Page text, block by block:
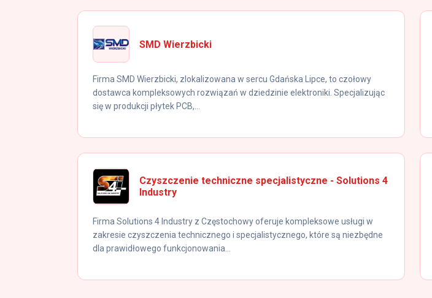
SMD Wierzbicki
Firma SMD Wierzbicki, zlokalizowana w sercu Gdańska Lipce, to czołowy
dostawca kompleksowych rozwiązań w dziedzinie elektroniki. Specjalizując
się w produkcji płytek PCB,...
Czyszczenie techniczne specjalistyczne - Solutions 4
Industry
Firma Solutions 4 Industry z Częstochowy oferuje kompleksowe usługi w
zakresie czyszczenia technicznego i specjalistycznego, które są niezbędne
dla prawidłowego funkcjonowania...